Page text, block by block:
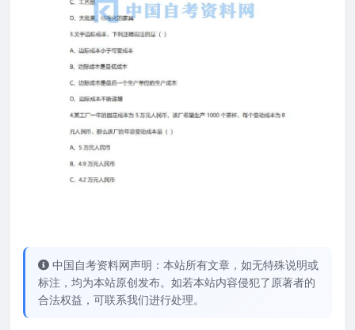
中国自考资料网声明：本站所有文章，如无特殊说明或
标注，均为本站原创发布。如若本站内容侵犯了原著者的
合法权益，可联系我们进行处理。